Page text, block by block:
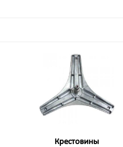
Крестовины